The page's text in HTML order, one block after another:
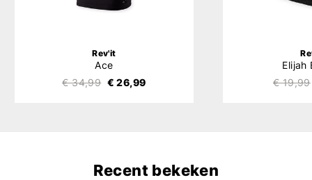
Rev'it
Ace
€ 34,99 € 26,99
Elijah
€ 19,99
Recent bekeken